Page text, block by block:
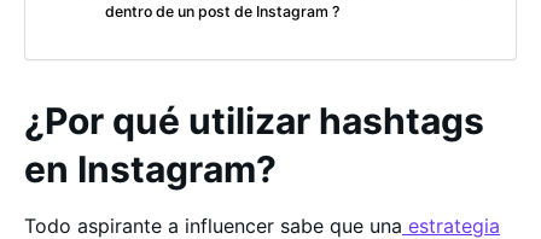
dentro de un post de Instagram ?
¿Por qué utilizar hashtags
en Instagram?
Todo aspirante a influencer sabe que una estrategia